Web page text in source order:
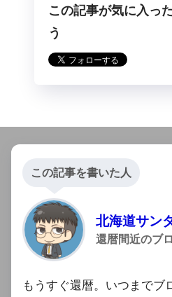
らフ
この記事が気に入っ
う
この記事を書いた人
北海道サン
還暦間近のブ
もうすぐ還暦。いつまでブ